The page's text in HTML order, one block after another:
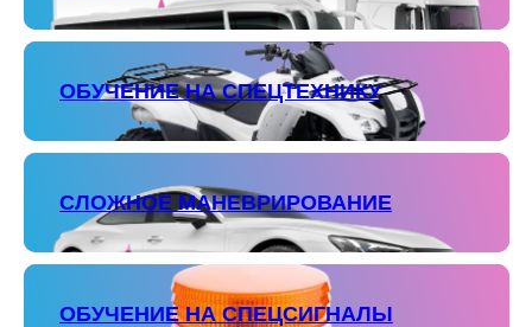
ОБУЧЕНИЕ НА СПЕЦТЕХНИКУ
СЛОЖНОЕ МАНЕВРИРОВАНИЕ
ОБУЧЕНИЕ НА СПЕЦСИГНАЛЫ